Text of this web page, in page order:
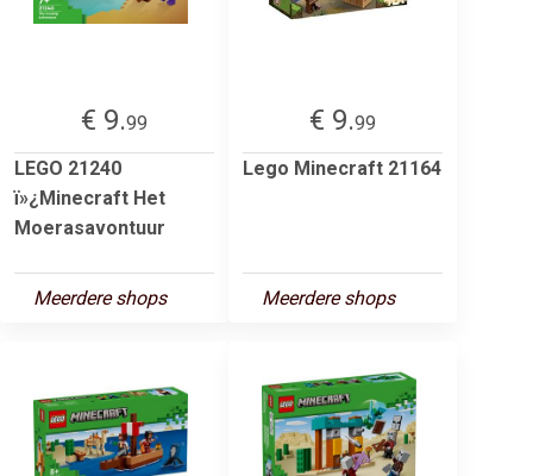
€ 9.99
LEGO 21240
ï»¿Minecraft Het
Moerasavontuur
Meerdere shops
€ 9.99
Lego Minecraft 21164
Meerdere shops